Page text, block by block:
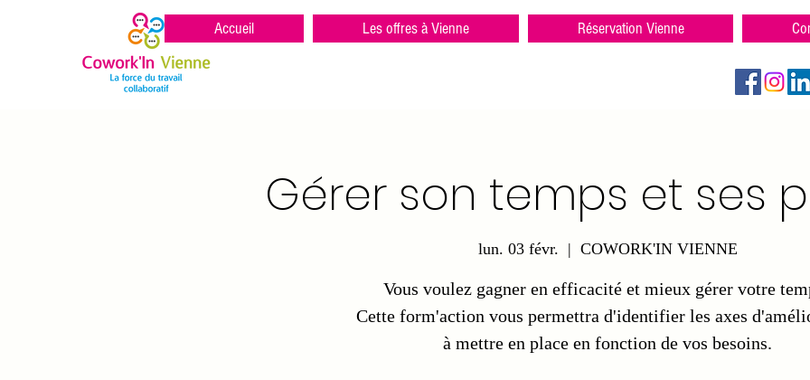
Accueil Les offres à Vienne Réservation Vienne
Gérer son temps et ses
lun. 03 févr.
  |
COWORK'IN VIENNE
Vous voulez gagner en efficacité et mieux gérer votre
Cette form'action vous permettra d'identifier les axes
à mettre en place en fonction de vos besoins.